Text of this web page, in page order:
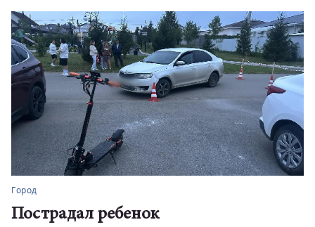
Город
Пострадал ребенок